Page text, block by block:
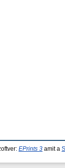
EPrints 3 amit a